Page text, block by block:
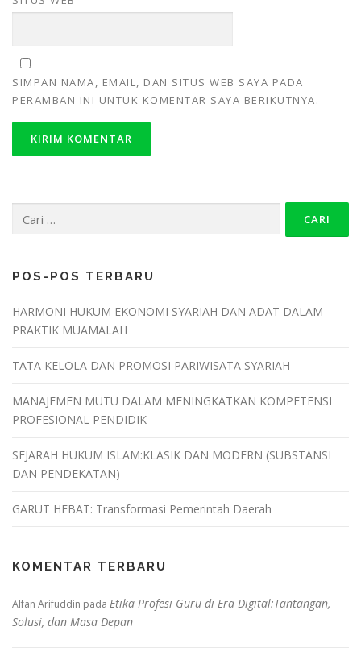
SIMPAN NAMA, EMAIL, DAN SITUS WEB SAYA PADA
PERAMBAN INI UNTUK KOMENTAR SAYA BERIKUTNYA.
POS-POS TERBARU
HARMONI HUKUM EKONOMI SYARIAH DAN ADAT DALAM
PRAKTIK MUAMALAH
TATA KELOLA DAN PROMOSI PARIWISATA SYARIAH
MANAJEMEN MUTU DALAM MENINGKATKAN KOMPETENSI
PROFESIONAL PENDIDIK
SEJARAH HUKUM ISLAM:KLASIK DAN MODERN (SUBSTANSI
DAN PENDEKATAN)
GARUT HEBAT: Transformasi Pemerintah Daerah
KOMENTAR TERBARU
Alfan Arifuddin pada Etika Profesi Guru di Era Digital:Tantangan,
Solusi, dan Masa Depan